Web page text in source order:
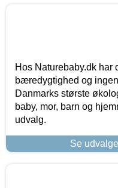
Hos Naturebaby.dk har
bæredygtighed og
Danmarks største
baby, mor, barn og
udvalg.
Se